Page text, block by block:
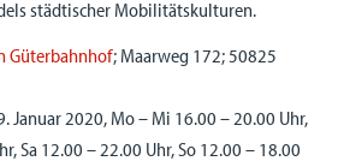
städtischer Mobilitätskulturen.
Güterbahnhof; Maarweg 172; 50825
Januar 2020, Mo – Mi 16.00 – 20.00 Uhr,
Sa 12.00 – 22.00 Uhr, So 12.00 – 18.00